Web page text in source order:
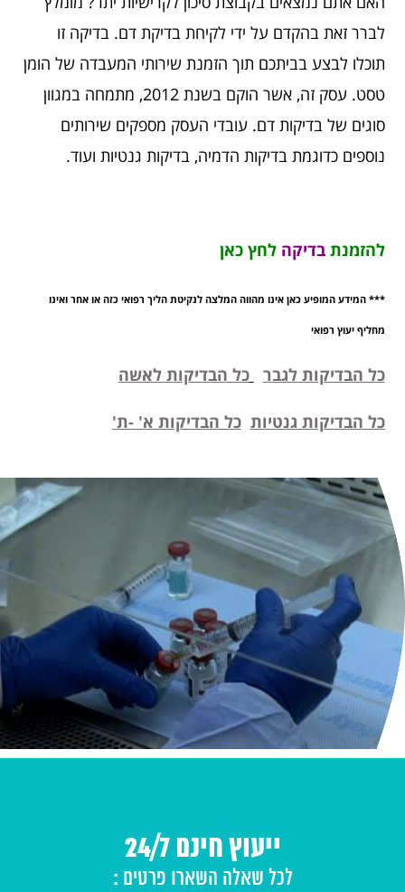
לברר זאת בהקדם על ידי לקיחת בדיקת דם. בדיקה זו
תוכלו לבצע בביתכם תוך הזמנת שירותי המעבדה של הומן
טסט. עסק זה, אשר הוקם בשנת 2012, מתמחה במגוון
סוגים של בדיקות דם. עובדי העסק מספקים שירותים
נוספים כדוגמת בדיקות הדמיה, בדיקות גנטיות ועוד.
להזמנת בדיקה לחץ כאן
*** המידע המופיע כאן אינו מהווה המלצה לנקיטת הליך רפואי כזה או אחר ואינו
מחליף יעוץ רפואי
כל הבדיקות לגבר כל הבדיקות לאשה
כל הבדיקות גנטיות כל הבדיקות א' -ת'
ייעוץ חינם 24/7
לכל שאלה השארו פרטים :